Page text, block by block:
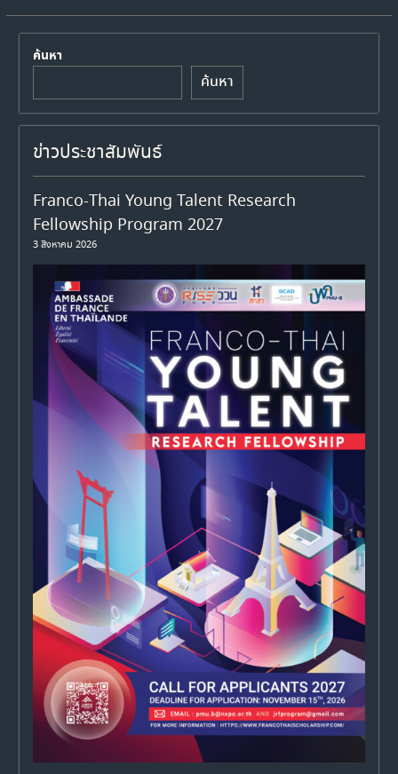
ค้นหา
ค้นหา
ข่าวประชาสัมพันธ์
Franco-Thai Young Talent Research
Fellowship Program 2027
3 สิงหาคม 2026